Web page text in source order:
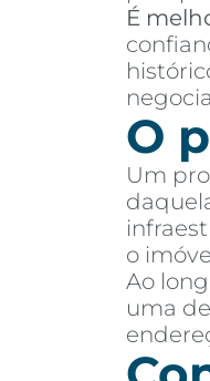
É
O
Um
o
Ao
uma